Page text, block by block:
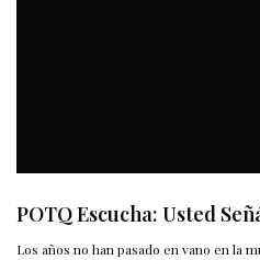
POTQ Escucha: Usted
Los años no han pasado en vano en la